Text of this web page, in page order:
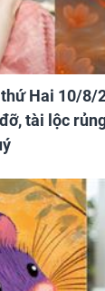
Hai 10/8/
tài lộc